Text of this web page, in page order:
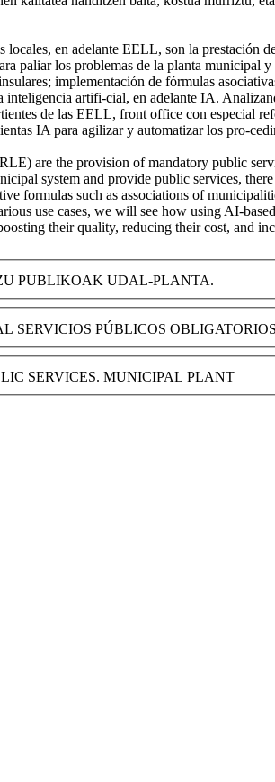
locales, en adelante EELL, son la
paliar los problemas de la planta
implementación de fórmulas
artifi-cial, en adelante IA.
de las EELL, front office con especial
IA para agilizar y automatizar los pro-
are the provision of mandatory public
system and provide public services,
formulas such as associations of
use cases, we will see how using AI-
their quality, reducing their cost, and
PUBLIKOAK UDAL-PLANTA.
SERVICIOS PÚBLICOS
SERVICES. MUNICIPAL PLANT